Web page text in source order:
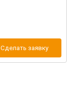
Сделать заявку